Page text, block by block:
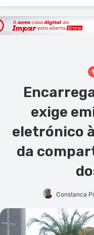
exige
eletrónico
da
Constanca